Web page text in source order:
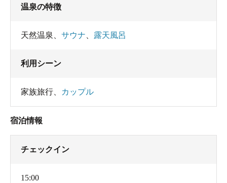
温泉の特徴
天然温泉 サウナ 露天風呂
利用シーン
家族旅行 カップル
宿泊情報
チェックイン
15:00